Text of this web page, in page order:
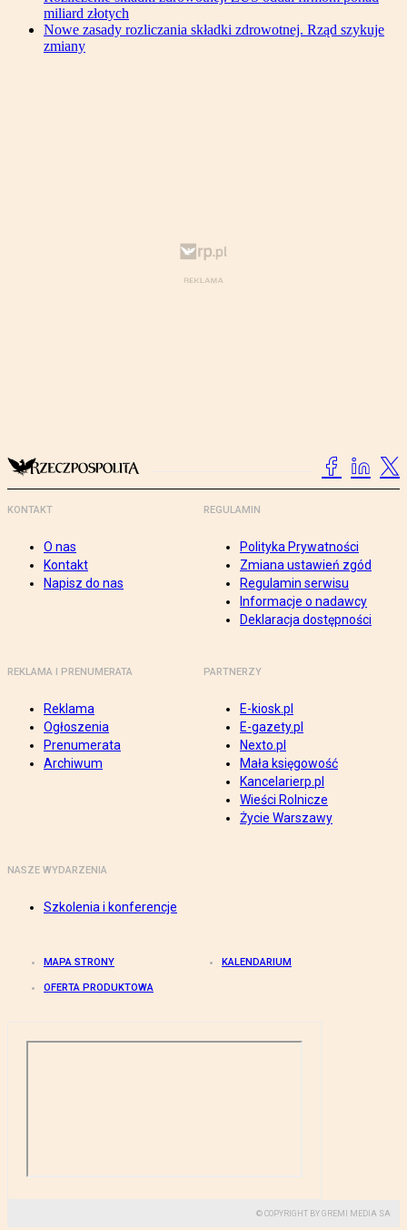
miliard złotych
Nowe zasady rozliczania składki zdrowotnej. Rząd szykuje
zmiany
KONTAKT
O nas
Kontakt
Napisz do nas
REGULAMIN
Polityka Prywatności
Zmiana ustawień zgód
Regulamin serwisu
Informacje o nadawcy
Deklaracja dostępności
REKLAMA I PRENUMERATA
Reklama
Ogłoszenia
Prenumerata
Archiwum
PARTNERZY
E-kiosk.pl
E-gazety.pl
Nexto.pl
Mała księgowość
Kancelarierp.pl
Wieści Rolnicze
Życie Warszawy
NASZE WYDARZENIA
Szkolenia i konferencje
MAPA STRONY KALENDARIUM
OFERTA PRODUKTOWA
© COPYRIGHT BY GREMI MEDIA SA